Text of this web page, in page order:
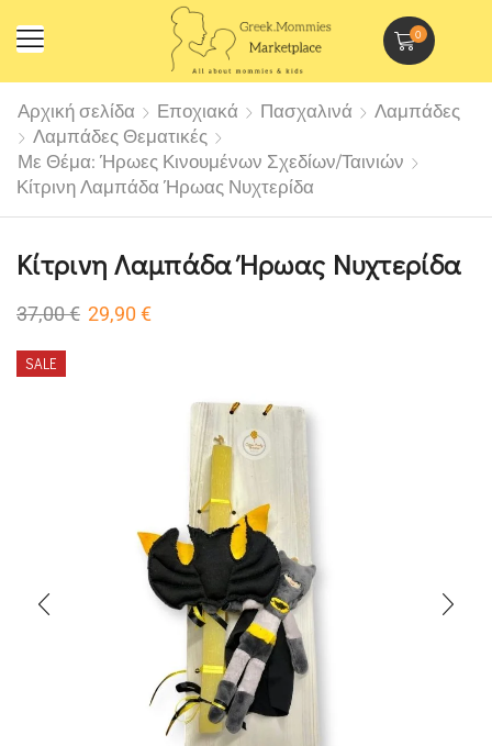
0
Αρχική σελίδα Εποχιακά Πασχαλινά
Λαμπάδες
Λαμπάδες Θεματικές
Με Θέμα: Ήρωες Κινουμένων Σχεδίων/Ταινιών
Κίτρινη Λαμπάδα Ήρωας Νυχτερίδα
Κίτρινη Λαμπάδα Ήρωας Νυχτερίδα
37,00€ 29,90 €
SALE